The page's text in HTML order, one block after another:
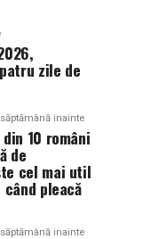
zile de
inainte
10 români
de
cel mai util
pleacă
inainte